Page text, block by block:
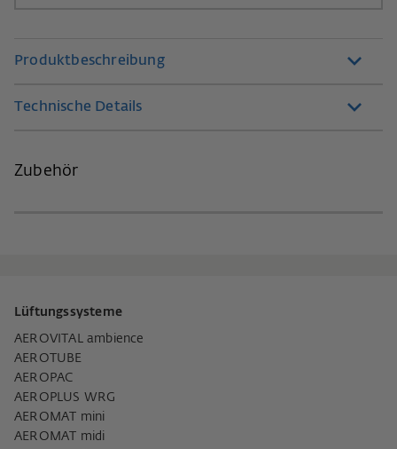
Produktbeschreibung
Technische Details
Zubehör
Lüftungssysteme
AEROVITAL ambience
AEROTUBE
AEROPAC
AEROPLUS WRG
AEROMAT mini
AEROMAT midi